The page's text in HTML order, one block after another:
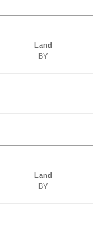
Land
BY
Land
BY